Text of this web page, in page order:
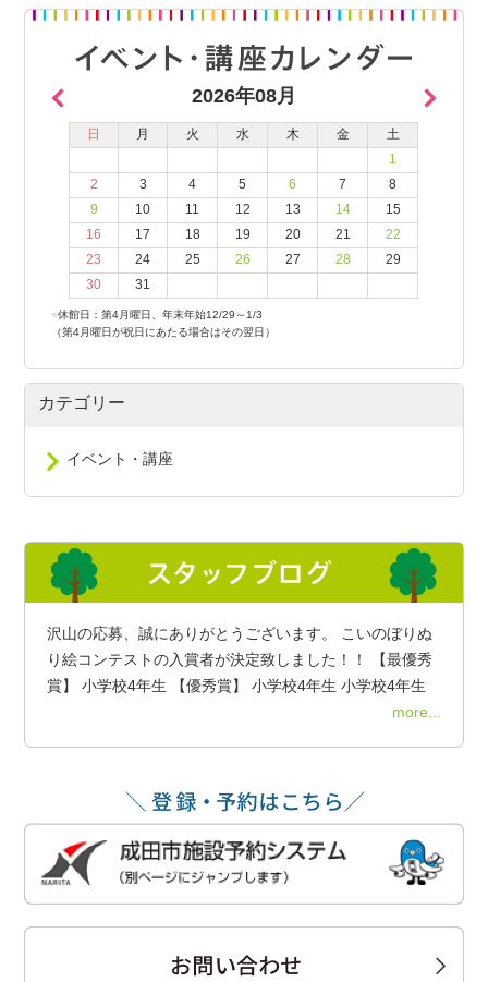
2026年08月
日 月 火 水 木 金
土
1
2
3 4 5 6 7
8
9
10 11 12 13 14
15
16
17 18 19 20 21
22
23
24 25 26 27 28
29
30
31
●休館日：第4月曜日、年末年始12/29～1/3
（第4月曜日が祝日にあたる場合はその翌日）
カテゴリー
イベント・講座
沢山の応募、誠にありがとうございます。 こいのぼりぬ
り絵コンテストの入賞者が決定致しました！！ 【最優秀
賞】 小学校4年生 【優秀賞】 小学校4年生 小学校4年生
more...